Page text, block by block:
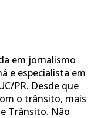
em jornalismo
e especialista em
PR. Desde que
o trânsito, mais
Trânsito. Não